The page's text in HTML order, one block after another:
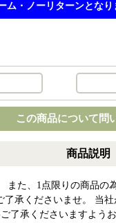
ム・ノーリターンとなり
この商品について問
商品説明
た、1点限りの商品
承くださいませ。
承くださいますよ